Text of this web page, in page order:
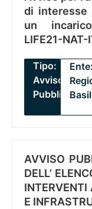
di interesse
un
LIFE21-NAT-
Tipo:
Avviso
Pubblico
Ente:
AVVISO
DELL’
INTERVENTI
E